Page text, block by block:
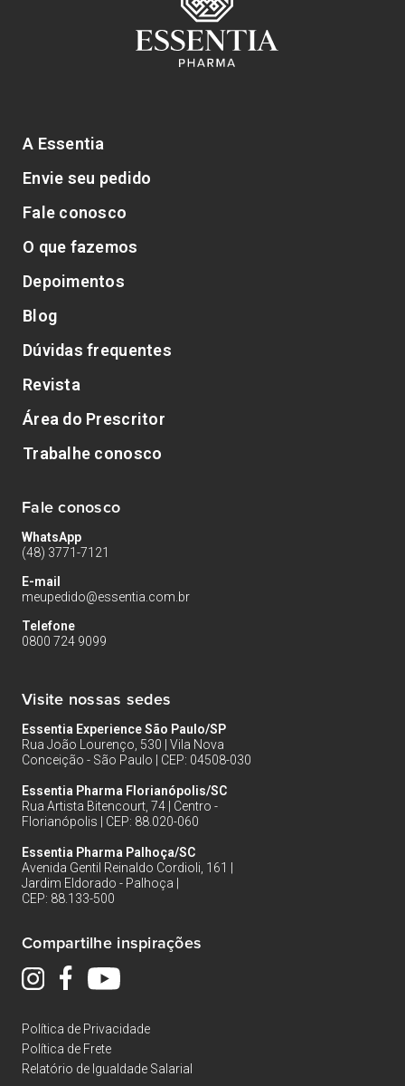
A Essentia
Envie seu pedido
Fale conosco
O que fazemos
Depoimentos
Blog
Dúvidas frequentes
Revista
Área do Prescritor
Trabalhe conosco
Fale conosco
WhatsApp
(48) 3771-7121
E-mail
meupedido@essentia.com.br
Telefone
0800 724 9099
Visite nossas sedes
Essentia Experience São Paulo/SP
Rua João Lourenço, 530 | Vila Nova
Conceição - São Paulo | CEP: 04508-030
Essentia Pharma Florianópolis/SC
Rua Artista Bitencourt, 74 | Centro -
Florianópolis | CEP: 88.020-060
Essentia Pharma Palhoça/SC
Avenida Gentil Reinaldo Cordioli, 161 |
Jardim Eldorado - Palhoça |
CEP: 88.133-500
Compartilhe inspirações
Política de Privacidade
Política de Frete
Relatório de Igualdade Salarial